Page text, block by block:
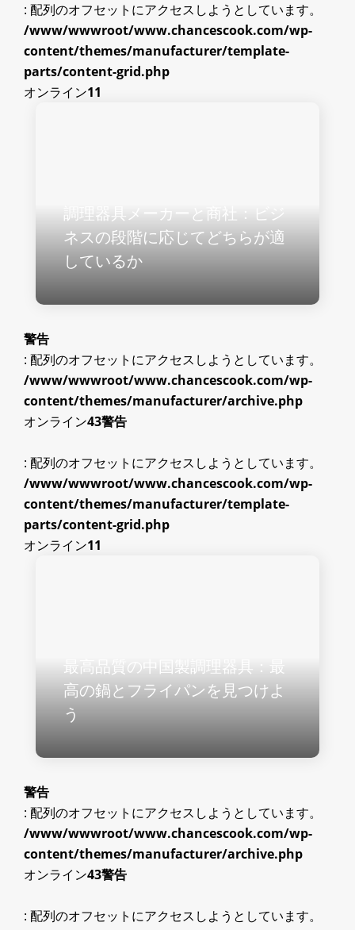
: 配列のオフセットにアクセスしようとしています。
/www/wwwroot/www.chancescook.com/wp-
content/themes/manufacturer/template-
parts/content-grid.php
オンライン11
調理器具メーカーと商社：ビジ
ネスの段階に応じてどちらが適
しているか
警告
: 配列のオフセットにアクセスしようとしています。
/www/wwwroot/www.chancescook.com/wp-
content/themes/manufacturer/archive.php
オンライン43警告
: 配列のオフセットにアクセスしようとしています。
/www/wwwroot/www.chancescook.com/wp-
content/themes/manufacturer/template-
parts/content-grid.php
オンライン11
最高品質の中国製調理器具：最
高の鍋とフライパンを見つけよ
う
警告
: 配列のオフセットにアクセスしようとしています。
/www/wwwroot/www.chancescook.com/wp-
content/themes/manufacturer/archive.php
オンライン43警告
: 配列のオフセットにアクセスしようとしています。